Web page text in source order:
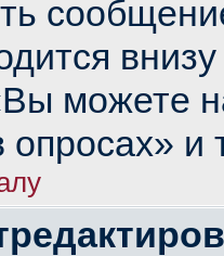
можете
опросах» и